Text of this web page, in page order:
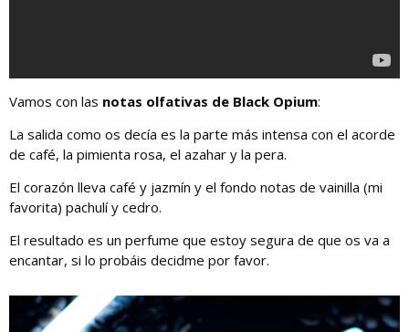
Vamos con las notas olfativas de Black Opium:
La salida como os decía es la parte más intensa con el acorde
de café, la pimienta rosa, el azahar y la pera.
El corazón lleva café y jazmín y el fondo notas de vainilla (mi
favorita) pachulí y cedro.
El resultado es un perfume que estoy segura de que os va a
encantar, si lo probáis decidme por favor.